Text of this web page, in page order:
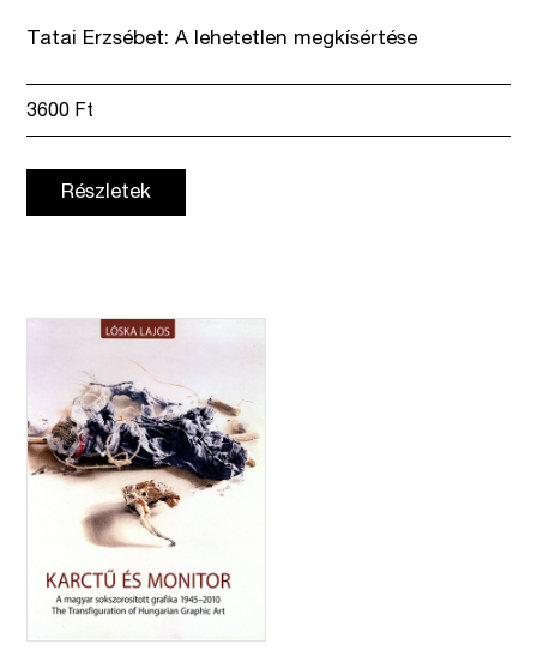
Tatai Erzsébet: A lehetetlen megkísértése
3600 Ft
Részletek